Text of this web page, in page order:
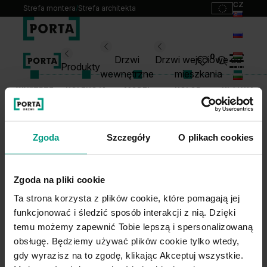
Zgoda Szczegóły O plikach cookies
Zgoda na pliki cookie
Ta strona korzysta z plików cookie, które pomagają jej
funkcjonować i śledzić sposób interakcji z nią. Dzięki
temu możemy zapewnić Tobie lepszą i spersonalizowaną
obsługę. Będziemy używać plików cookie tylko wtedy,
gdy wyrazisz na to zgodę, klikając Akceptuj wszystkie.
Strefa montera/Strefa architekta
cz
hu
bg
lt
Produkty
Drzwi
wewnętrzne
Drzwi wejściowe do
mieszkania
0
Wybierz swoje drzwi
Kontakt
Monterzy
Biuro prasowe
O nas
WNĘTRZE KOLEKCJA MODEL KOLOR KLAMKA
WYBIERZ KOLOR KLAMKI
2 WYBIERZ MODEL I MATERIAŁ KLAMKI